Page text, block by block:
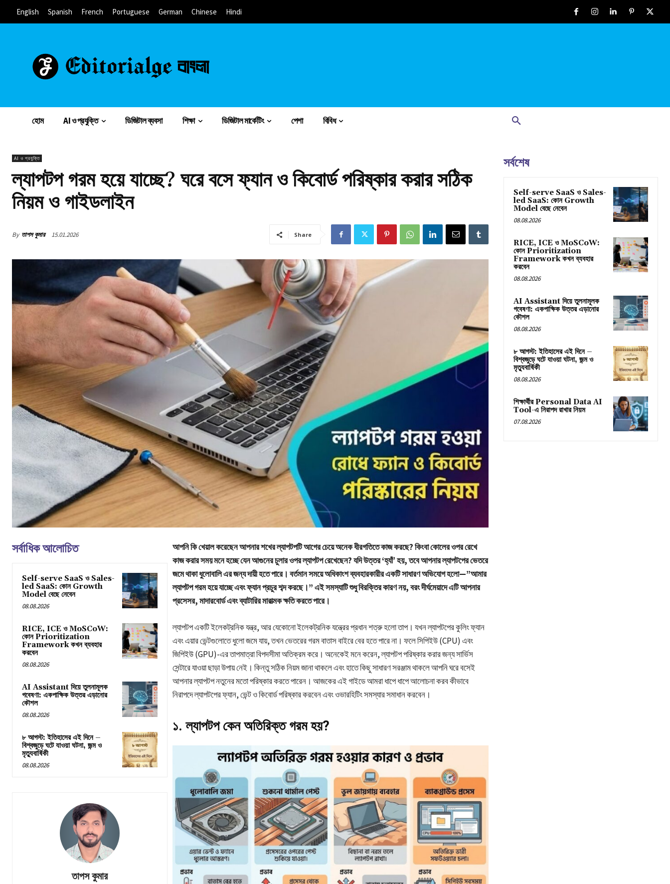
English Spanish French Portuguese German Chinese Hindi
হোম AI ও প্রযুক্তি ডিজিটাল ব্যবসা শিক্ষা ডিজিটাল মার্কেটিং পেশা বিবিধ
AI ও প্রযুক্তি
ল্যাপটপ গরম হয়ে যাচ্ছে? ঘরে বসে ফ্যান ও কিবোর্ড পরিষ্কার করার সঠিক
নিয়ম ও গাইডলাইন
By তাপস কুমার 15.01.2026 Share
সর্বাধিক আলোচিত
Self-serve SaaS ও Sales-
led SaaS: কোন Growth
Model বেছে নেবেন
08.08.2026
RICE, ICE ও MoSCoW:
কোন Prioritization
Framework কখন ব্যবহার
করবেন
08.08.2026
AI Assistant দিয়ে তুলনামূলক
গবেষণা: একপাক্ষিক উত্তর এড়ানোর
কৌশল
08.08.2026
৮ আগস্ট: ইতিহাসের এই দিনে –
বিশ্বজুড়ে ঘটে যাওয়া ঘটনা, জন্ম ও
মৃত্যুবার্ষিকী
08.08.2026
তাপস কুমার
আপনি কি খেয়াল করেছেন আপনার শখের ল্যাপটপটি আগের চেয়ে অনেক ধীরগতিতে কাজ করছে? কিংবা কোলের ওপর রেখে
কাজ করার সময় মনে হচ্ছে যেন আগুনের চুলার ওপর ল্যাপটপ রেখেছেন? যদি উত্তর ‘হ্যাঁ’ হয়, তবে আপনার ল্যাপটপের ভেতরে
জমে থাকা ধুলোবালি এর জন্য দায়ী হতে পারে। বর্তমান সময়ে অধিকাংশ ব্যবহারকারীর একটি সাধারণ অভিযোগ হলো—”আমার
ল্যাপটপ গরম হয়ে যাচ্ছে এবং ফ্যান প্রচুর শব্দ করছে।” এই সমস্যাটি শুধু বিরক্তির কারণ নয়, বরং দীর্ঘমেয়াদে এটি আপনার
প্রসেসর, মাদারবোর্ড এবং ব্যাটারির মারাত্মক ক্ষতি করতে পারে।
ল্যাপটপ একটি ইলেকট্রনিক যন্ত্র, আর যেকোনো ইলেকট্রনিক যন্ত্রের প্রধান শত্রু হলো তাপ। যখন ল্যাপটপের কুলিং ফ্যান
এবং এয়ার ভেন্টগুলোতে ধুলো জমে যায়, তখন ভেতরের গরম বাতাস বাইরে বের হতে পারে না। ফলে সিপিইউ (CPU) এবং
জিপিইউ (GPU)-এর তাপমাত্রা বিপদসীমা অতিক্রম করে। অনেকেই মনে করেন, ল্যাপটপ পরিষ্কার করার জন্য সার্ভিস
সেন্টারে যাওয়া ছাড়া উপায় নেই। কিন্তু সঠিক নিয়ম জানা থাকলে এবং হাতে কিছু সাধারণ সরঞ্জাম থাকলে আপনি ঘরে বসেই
আপনার ল্যাপটপ নতুনের মতো পরিষ্কার করতে পারেন। আজকের এই গাইডে আমরা ধাপে ধাপে আলোচনা করব কীভাবে
নিরাপদে ল্যাপটপের ফ্যান, ভেন্ট ও কিবোর্ড পরিষ্কার করবেন এবং ওভারহিটিং সমস্যার সমাধান করবেন।
১. ল্যাপটপ কেন অতিরিক্ত গরম হয়?
সর্বশেষ
Self-serve SaaS ও Sales-
led SaaS: কোন Growth
Model বেছে নেবেন
08.08.2026
RICE, ICE ও MoSCoW:
কোন Prioritization
Framework কখন ব্যবহার
করবেন
08.08.2026
AI Assistant দিয়ে তুলনামূলক
গবেষণা: একপাক্ষিক উত্তর এড়ানোর
কৌশল
08.08.2026
৮ আগস্ট: ইতিহাসের এই দিনে –
বিশ্বজুড়ে ঘটে যাওয়া ঘটনা, জন্ম ও
মৃত্যুবার্ষিকী
08.08.2026
শিক্ষার্থীর Personal Data AI
Tool-এ নিরাপদ রাখার নিয়ম
07.08.2026